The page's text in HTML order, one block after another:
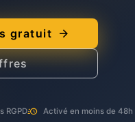
gratuit
RGPD Activé en moins de 48h